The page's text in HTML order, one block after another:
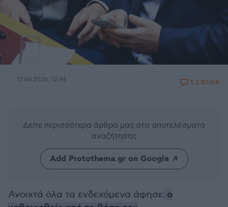
17.06.2026, 12:44 5 ΣΧΟΛΙΑ
Δείτε περισσότερα άρθρα μας στα αποτελέσματα
αναζήτησης
Add Protothema.gr on Google
Ανοιχτά όλα τα ενδεχόμενα άφησε ο